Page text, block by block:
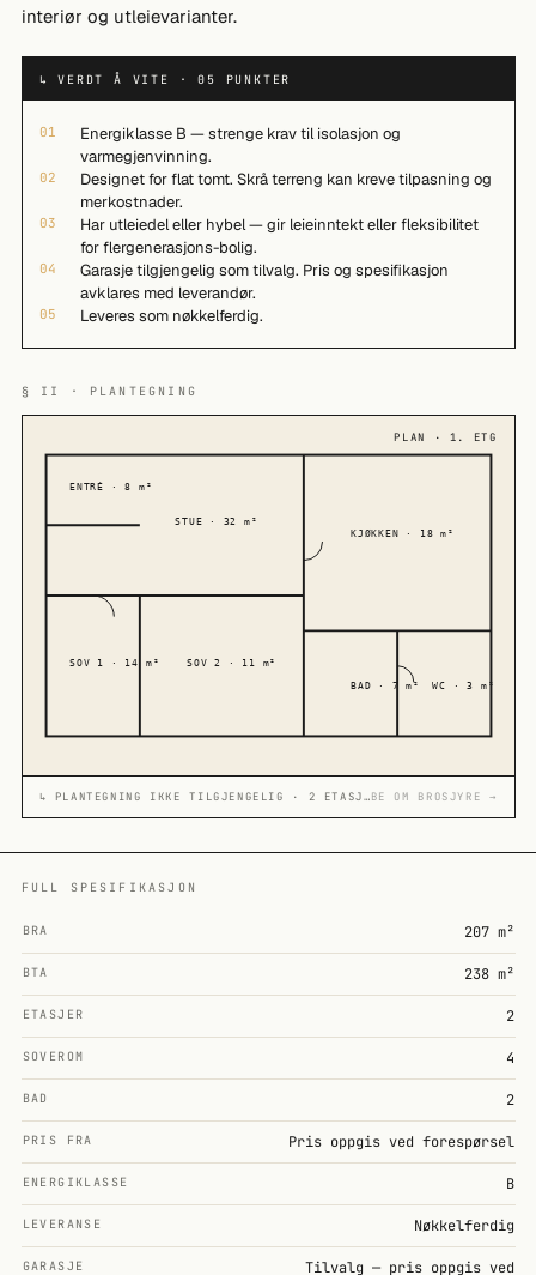
interiør og utleievarianter.
↳ VERDT Å VITE · 05 PUNKTER
01
Energiklasse B — strenge krav til isolasjon og
varmegjenvinning.
02
Designet for flat tomt. Skrå terreng kan kreve tilpasning og
merkostnader.
03
Har utleiedel eller hybel — gir leieinntekt eller fleksibilitet
for flergenerasjons-bolig.
04
Garasje tilgjengelig som tilvalg. Pris og spesifikasjon
avklares med leverandør.
05 Leveres som nøkkelferdig.
§ II · PLANTEGNING
STUE · 32 m²
KJØKKEN · 18 m²
BAD · 7 m² WC · 3 m²
SOV 1 · 14 m² SOV 2 · 11 m²
ENTRÉ · 8 m²
PLAN · 1. ETG
↳ PLANTEGNING IKKE TILGJENGELIG · 2 ETASJERBE OM BROSJYRE →
FULL SPESIFIKASJON
BRA 207 m²
BTA 238 m²
ETASJER 2
SOVEROM 4
BAD 2
PRIS FRA Pris oppgis ved forespørsel
ENERGIKLASSE B
LEVERANSE Nøkkelferdig
GARASJE Tilvalg — pris oppgis ved